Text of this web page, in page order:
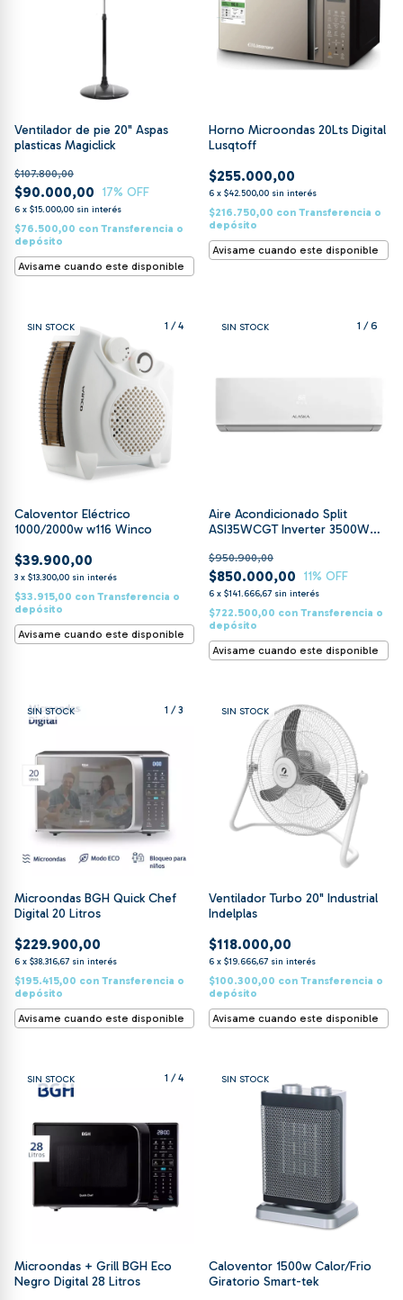
Ventilador de pie 20" Aspas
plasticas Magiclick
$90.000,00
$107.800,00
17% OFF
6 x $15.000,00 sin interés
$76.500,00 con Transferencia o
depósito
Avisame cuando este disponible
Horno Microondas 20Lts Digital
Lusqtoff
$255.000,00
6 x $42.500,00 sin interés
$216.750,00 con Transferencia o
depósito
Avisame cuando este disponible
1 /4
SIN STOCK
Caloventor Eléctrico
1000/2000w w116 Winco
$39.900,00
3 x $13.300,00 sin interés
$33.915,00 con Transferencia o
depósito
Avisame cuando este disponible
1 /6
SIN STOCK
Aire Acondicionado Split
ASI35WCGT Inverter 3500W
$850.000,00
$950.900,00
11% OFF
6 x $141.666,67 sin interés
$722.500,00 con Transferencia o
depósito
Avisame cuando este disponible
1 /3
SIN STOCK
Microondas BGH Quick Chef
Digital 20 Litros
$229.900,00
6 x $38.316,67 sin interés
$195.415,00 con Transferencia o
depósito
Avisame cuando este disponible
SIN STOCK
Ventilador Turbo 20" Industrial
Indelplas
$118.000,00
6 x $19.666,67 sin interés
$100.300,00 con Transferencia o
depósito
Avisame cuando este disponible
1 /4
SIN STOCK
Microondas + Grill BGH Eco
Negro Digital 28 Litros
SIN STOCK
Caloventor 1500w Calor/Frio
Giratorio Smart-tek